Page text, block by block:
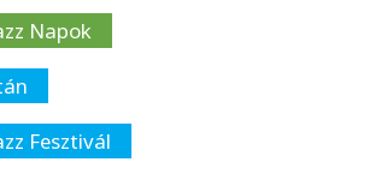
Napok
Fesztivál